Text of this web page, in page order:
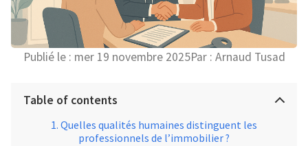
Publié le : mer 19 novembre 2025Par : Arnaud Tusad
Table of contents
Quelles qualités humaines distinguent les
professionnels de l’immobilier ?